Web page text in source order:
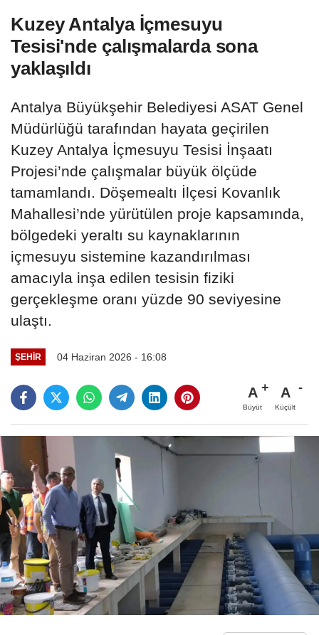
Kuzey Antalya İçmesuyu
Tesisi'nde çalışmalarda sona
yaklaşıldı
Antalya Büyükşehir Belediyesi ASAT Genel
Müdürlüğü tarafından hayata geçirilen
Kuzey Antalya İçmesuyu Tesisi İnşaatı
Projesi’nde çalışmalar büyük ölçüde
tamamlandı. ​​​​​​​Döşemealtı İlçesi Kovanlık
Mahallesi’nde yürütülen proje kapsamında,
bölgedeki yeraltı su kaynaklarının
içmesuyu sistemine kazandırılması
amacıyla inşa edilen tesisin fiziki
gerçekleşme oranı yüzde 90 seviyesine
ulaştı.
ŞEHIR 04 Haziran 2026 - 16:08
A
Büyüt
A
Küçült